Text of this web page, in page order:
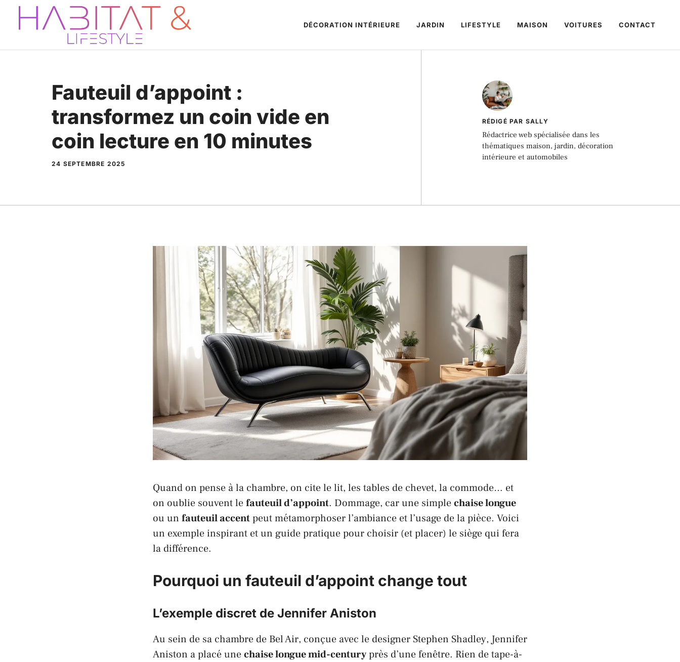
Aller
DÉCORATION INTÉRIEURE JARDIN LIFESTYLE MAISON VOITURES CONTACT
Fauteuil d’appoint :
transformez un coin vide en
coin lecture en 10 minutes
24 SEPTEMBRE 2025
RÉDIGÉ PAR SALLY
Rédactrice web spécialisée dans les
thématiques maison, jardin, décoration
intérieure et automobiles
Quand on pense à la chambre, on cite le lit, les tables de chevet, la commode… et
on oublie souvent lefauteuil d’appoint. Dommage, car une simplechaise longue
ou un fauteuil accentpeut métamorphoser l’ambiance et l’usage de la pièce. Voici
un exemple inspirant et un guide pratique pour choisir (et placer) le siège qui fera
la différence.
Pourquoi un fauteuil d’appoint change tout
L’exemple discret de Jennifer Aniston
Au sein de sa chambre de Bel Air, conçue avec le designer Stephen Shadley, Jennifer
Aniston a placé unechaise longue mid-centuryprès d’une fenêtre. Rien de tape-à-